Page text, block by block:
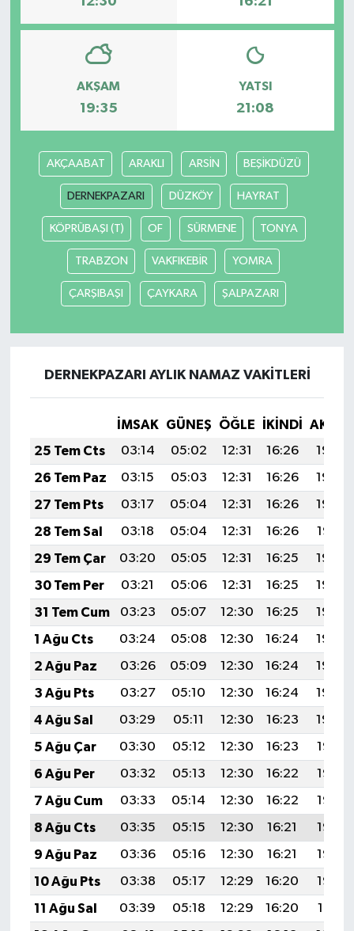
AKŞAM
19:35
YATSI
21:08
AKÇAABAT ARAKLI ARSİN BEŞİKDÜZÜ
DERNEKPAZARI DÜZKÖY HAYRAT
KÖPRÜBAŞI (T) OF SÜRMENE TONYA
TRABZON VAKFIKEBİR YOMRA
ÇARŞIBAŞI ÇAYKARA ŞALPAZARI
DERNEKPAZARI AYLIK NAMAZ VAKITLERI
İMSAK GÜNEŞ ÖĞLE İKINDI
25 Tem Cts
03:14 05:02 12:31 16:26
19:49
26 Tem Paz
03:15 05:03 12:31 16:26
19:49
27 Tem Pts
03:17 05:04 12:31 16:26
19:48
28 Tem Sal
03:18 05:04 12:31 16:26
19:47
29 Tem Çar
03:20 05:05 12:31 16:25
19:46
30 Tem Per
03:21 05:06 12:31 16:25
19:45
31 Tem Cum
03:23 05:07 12:30 16:25
19:44
1 Ağu Cts
03:24 05:08 12:30 16:24
19:43
2 Ağu Paz
03:26 05:09 12:30 16:24
19:42
3 Ağu Pts
03:27 05:10 12:30 16:24
19:40
4 Ağu Sal
03:29 05:11 12:30 16:23
19:39
5 Ağu Çar
03:30 05:12 12:30 16:23
19:38
6 Ağu Per
03:32 05:13 12:30 16:22
19:37
7 Ağu Cum
03:33 05:14 12:30 16:22
19:36
8 Ağu Cts
03:35 05:15 12:30 16:21
19:35
9 Ağu Paz
03:36 05:16 12:30 16:21
19:33
10 Ağu Pts
03:38 05:17 12:29 16:20
19:32
11 Ağu Sal
03:39 05:18 12:29 16:20
19:31